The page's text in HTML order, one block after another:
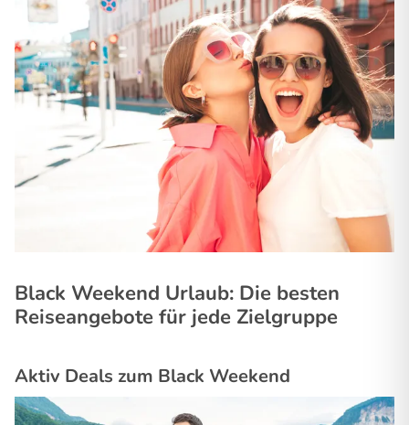
Black Weekend Urlaub: Die besten
Reiseangebote für jede Zielgruppe
Aktiv Deals zum Black Weekend